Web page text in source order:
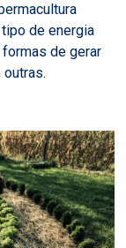
de energia
de gerar
outras.